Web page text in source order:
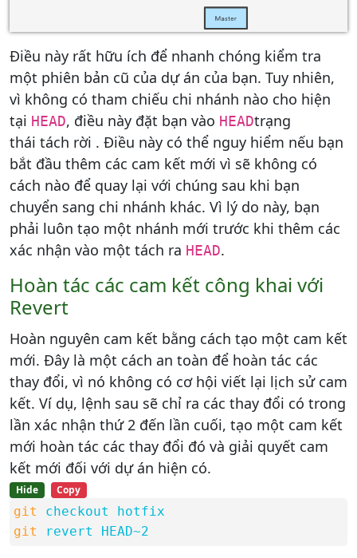
Điều này rất hữu ích để nhanh chóng kiểm tra
một phiên bản cũ của dự án của bạn. Tuy nhiên,
vì không có tham chiếu chi nhánh nào cho hiện
tại HEAD, điều này đặt bạn vào HEADtrạng
thái tách rời . Điều này có thể nguy hiểm nếu bạn
bắt đầu thêm các cam kết mới vì sẽ không có
cách nào để quay lại với chúng sau khi bạn
chuyển sang chi nhánh khác. Vì lý do này, bạn
phải luôn tạo một nhánh mới trước khi thêm các
xác nhận vào một tách ra HEAD.
Hoàn tác các cam kết công khai với
Revert
Hoàn nguyên cam kết bằng cách tạo một cam kết
mới. Đây là một cách an toàn để hoàn tác các
thay đổi, vì nó không có cơ hội viết lại lịch sử cam
kết. Ví dụ, lệnh sau sẽ chỉ ra các thay đổi có trong
lần xác nhận thứ 2 đến lần cuối, tạo một cam kết
mới hoàn tác các thay đổi đó và giải quyết cam
kết mới đối với dự án hiện có.
Hide Copy
git
checkout hotfix
git
revert HEAD~2